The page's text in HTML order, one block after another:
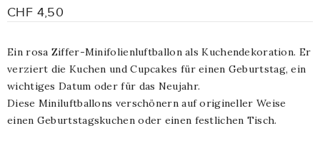
CHF 4,50
Ein rosa Ziffer-Minifolienluftballon als Kuchendekoration. Er
verziert die Kuchen und Cupcakes für einen Geburtstag, ein
wichtiges Datum oder für das Neujahr.
Diese Miniluftballons verschönern auf origineller Weise
einen Geburtstagskuchen oder einen festlichen Tisch.